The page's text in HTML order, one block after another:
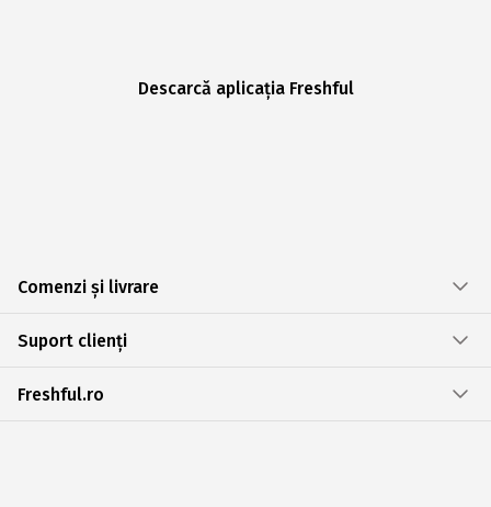
Descarcă aplicația Freshful
Comenzi și livrare
Suport clienți
Freshful.ro